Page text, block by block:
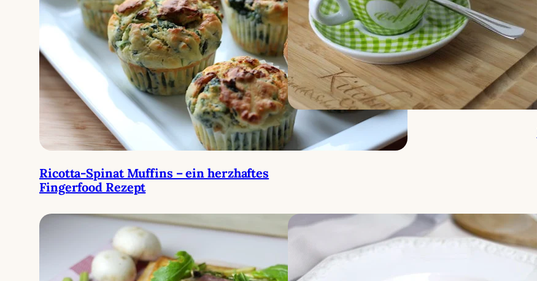
Ricotta-Spinat Muffins – ein herzhaftes
Fingerfood Rezept
Spargelcremesuppe